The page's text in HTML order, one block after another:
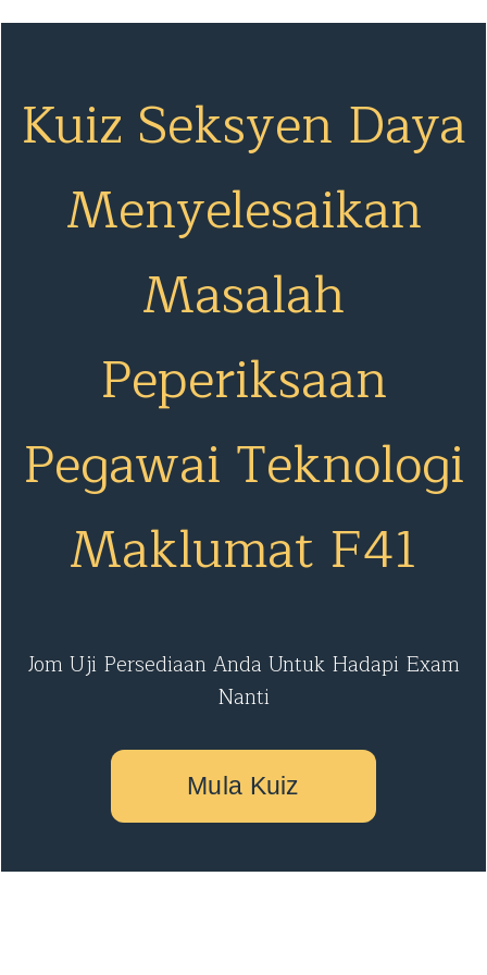
Kuiz Seksyen Daya
Menyelesaikan
Masalah
Peperiksaan
Pegawai Teknologi
Maklumat F41
Jom Uji Persediaan Anda Untuk Hadapi Exam
Nanti
Mula Kuiz